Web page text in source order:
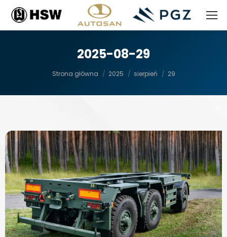
2025-08-29
Strona główna 2025 sierpień 29